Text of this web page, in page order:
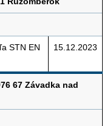
STN EN
15.12.2023
67 Závadka nad